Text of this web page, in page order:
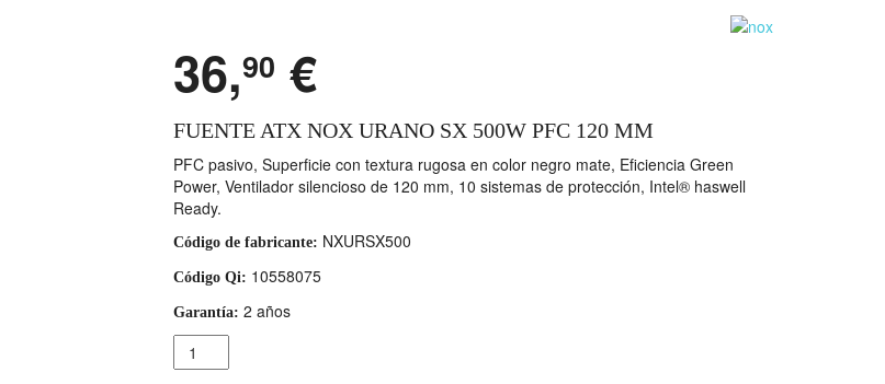
36,90 €
FUENTE ATX NOX URANO SX 500W PFC 120 MM
PFC pasivo, Superficie con textura rugosa en color negro mate, Eficiencia Green
Power, Ventilador silencioso de 120 mm, 10 sistemas de protección, Intel® haswell
Ready.
Código de fabricante: NXURSX500
Código Qi: 10558075
Garantía: 2 años
Cantidad